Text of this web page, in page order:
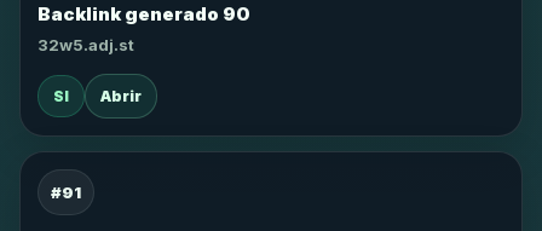
Backlink generado 90
32w5.adj.st
SI Abrir
#91